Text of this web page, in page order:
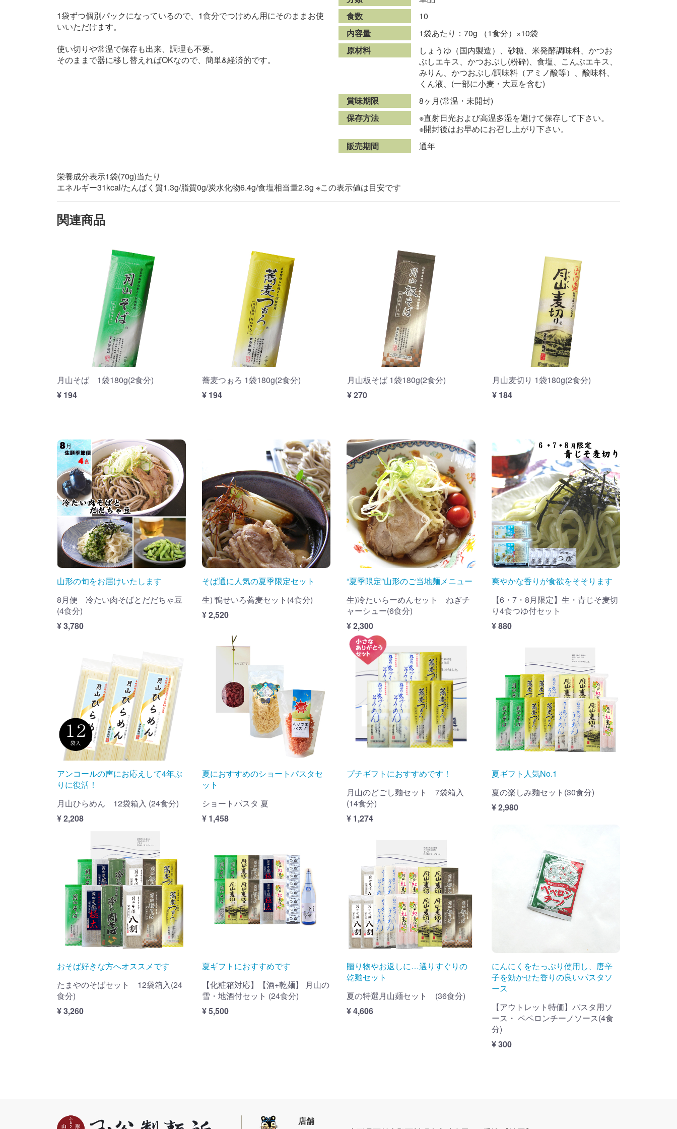
1袋ずつ個別パックになっているので、1食分でつけめん用にそのままお使
いいただけます。
使い切りや常温で保存も出来、調理も不要。
そのままで器に移し替えればOKなので、簡単&経済的です。
食数
10
内容量
1袋あたり：70g （1食分）×10袋
原材料
しょうゆ（国内製造）、砂糖、米発酵調味料、かつお
ぶしエキス、かつおぶし(粉砕)、食塩、こんぶエキス、
みりん、かつおぶし/調味料（アミノ酸等）、酸味料、
くん液、(一部に小麦・大豆を含む)
賞味期限
8ヶ月(常温・未開封)
保存方法
※直射日光および高温多湿を避けて保存して下さい。
※開封後はお早めにお召し上がり下さい。
販売期間
通年
栄養成分表示1袋(70g)当たり
エネルギー31kcal/たんぱく質1.3g/脂質0g/炭水化物6.4g/食塩相当量2.3g ※この表示値は目安です
関連商品
月山そば 1袋180g(2食分)
¥ 194
蕎麦つぉろ 1袋180g(2食分)
¥ 194
月山板そば 1袋180g(2食分)
¥ 270
月山麦切り 1袋180g(2食分)
¥ 184
山形の旬をお届けいたします
8月便 冷たい肉そばとだだちゃ豆
(4食分)
¥ 3,780
そば通に人気の夏季限定セット
生) 鴨せいろ蕎麦セット(4食分)
¥ 2,520
“夏季限定”山形のご当地麺メニュー
生)冷たいらーめんセット ねぎチ
ャーシュー(6食分)
¥ 2,300
爽やかな香りが食欲をそそります
【6・7・8月限定】生・青じそ麦切
り4食つゆ付セット
¥ 880
アンコールの声にお応えして4年ぶ
りに復活！
月山ひらめん 12袋箱入 (24食分)
¥ 2,208
夏におすすめのショートパスタセ
ット
ショートパスタ 夏
¥ 1,458
プチギフトにおすすめです！
月山のどごし麺セット 7袋箱入
(14食分)
¥ 1,274
夏ギフト人気No.1
夏の楽しみ麺セット(30食分)
¥ 2,980
おそば好きな方へオススメです
たまやのそばセット 12袋箱入(24
食分)
¥ 3,260
夏ギフトにおすすめです
【化粧箱対応】【酒+乾麺】 月山の
雪・地酒付セット (24食分)
¥ 5,500
贈り物やお返しに…選りすぐりの
乾麺セット
夏の特選月山麺セット (36食分)
¥ 4,606
にんにくをたっぷり使用し、唐辛
子を効かせた香りの良いパスタソ
ース
【アウトレット特価】パスタ用ソ
ース・ ペペロンチーノソース(4食
分)
¥ 300
店舗